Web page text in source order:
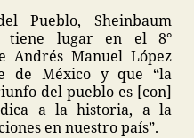
Pueblo, Sheinbaum
tiene lugar en el 8°
Andrés Manuel López
de México y que “la
del pueblo es [con]
a la historia, a la
en nuestro país”.